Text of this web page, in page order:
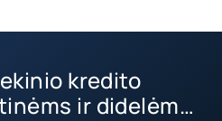
kredito
ir didelėms